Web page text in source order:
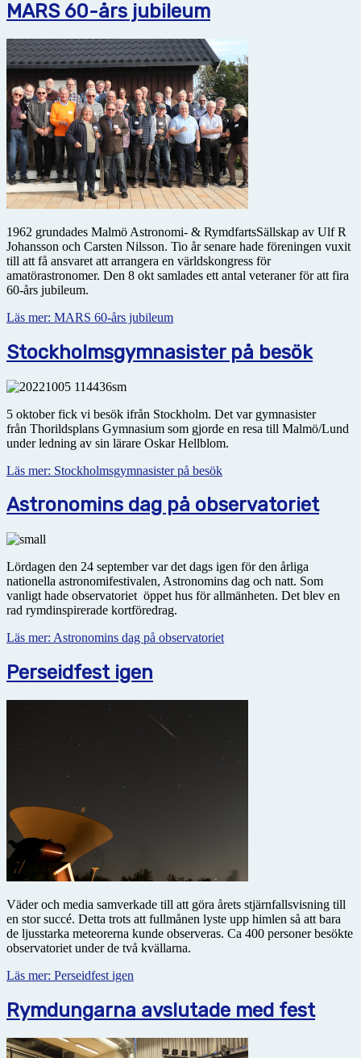
MARS 60-års jubileum
1962 grundades Malmö Astronomi- & RymdfartsSällskap av Ulf R
Johansson och Carsten Nilsson. Tio år senare hade föreningen vuxit
till att få ansvaret att arrangera en världskongress för
amatörastronomer. Den 8 okt samlades ett antal veteraner för att fira
60-års jubileum.
Läs mer: MARS 60-års jubileum
Stockholmsgymnasister på besök
5 oktober fick vi besök ifrån Stockholm. Det var gymnasister
från Thorildsplans Gymnasium som gjorde en resa till Malmö/Lund
under ledning av sin lärare Oskar Hellblom.
Läs mer: Stockholmsgymnasister på besök
Astronomins dag på observatoriet
Lördagen den 24 september var det dags igen för den årliga
nationella astronomifestivalen, Astronomins dag och natt. Som
vanligt hade observatoriet öppet hus för allmänheten. Det blev en
rad rymdinspirerade kortföredrag.
Läs mer: Astronomins dag på observatoriet
Perseidfest igen
Väder och media samverkade till att göra årets stjärnfallsvisning till
en stor succé. Detta trots att fullmånen lyste upp himlen så att bara
de ljusstarka meteorerna kunde observeras. Ca 400 personer besökte
observatoriet under de två kvällarna.
Läs mer: Perseidfest igen
Rymdungarna avslutade med fest